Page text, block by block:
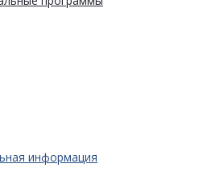
информация